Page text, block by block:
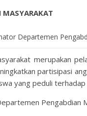
MASYARAKAT
Departemen
merupakan
partisipasi
yang peduli
Pengabdian